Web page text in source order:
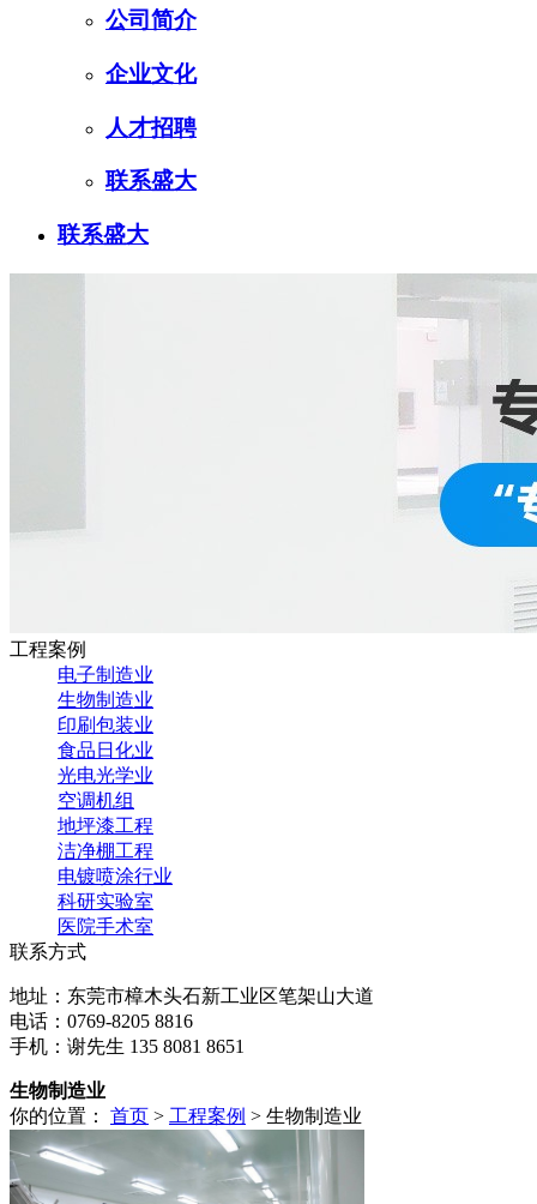
公司简介
企业文化
人才招聘
联系盛大
联系盛大
工程案例
电子制造业
生物制造业
印刷包装业
食品日化业
光电光学业
空调机组
地坪漆工程
洁净棚工程
电镀喷涂行业
科研实验室
医院手术室
联系方式
地址：东莞市樟木头石新工业区笔架山大道
电话：0769-8205 8816
手机：谢先生 135 8081 8651
生物制造业
你的位置： 首页 > 工程案例 > 生物制造业